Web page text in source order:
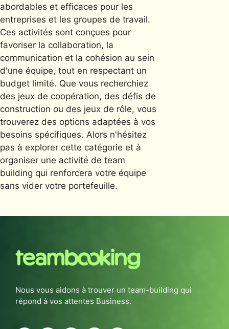
abordables et efficaces pour les
entreprises et les groupes de travail.
Ces activités sont conçues pour
favoriser la collaboration, la
communication et la cohésion au sein
d'une équipe, tout en respectant un
budget limité. Que vous recherchiez
des jeux de coopération, des défis de
construction ou des jeux de rôle, vous
trouverez des options adaptées à vos
besoins spécifiques. Alors n'hésitez
pas à explorer cette catégorie et à
organiser une activité de team
building qui renforcera votre équipe
sans vider votre portefeuille.
Nous vous aidons à trouver un team-building qui
répond à vos attentes Business.